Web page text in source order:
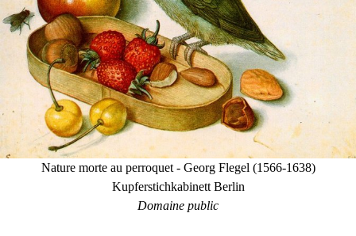
Nature morte au perroquet - Georg Flegel (1566-1638)
Kupferstichkabinett Berlin
Domaine public